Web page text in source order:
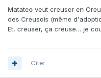
Matateo veut creuser en
des Creusois (même
Et, creuser, ça creuse… je
Citer